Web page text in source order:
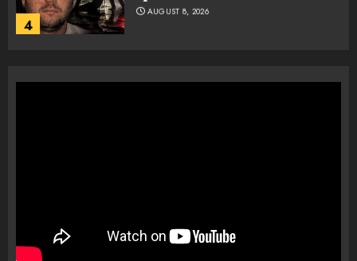
4
AUGUST 8, 2026
ndoqi vrenda pallatit dhe e
vrau: Çfarë thonë fqinjët